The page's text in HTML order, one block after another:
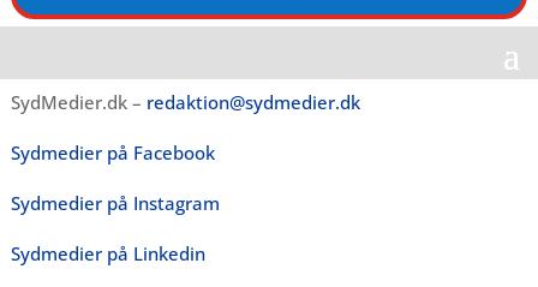
SydMedier.dk – redaktion@sydmedier.dk
Sydmedier på Facebook
Sydmedier på Instagram
Sydmedier på Linkedin